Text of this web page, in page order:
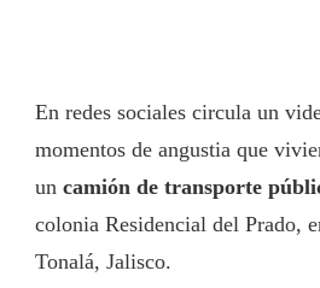
En redes sociales circula un
momentos de angustia que
un camión de transporte
colonia Residencial del Prado,
Tonalá, Jalisco.